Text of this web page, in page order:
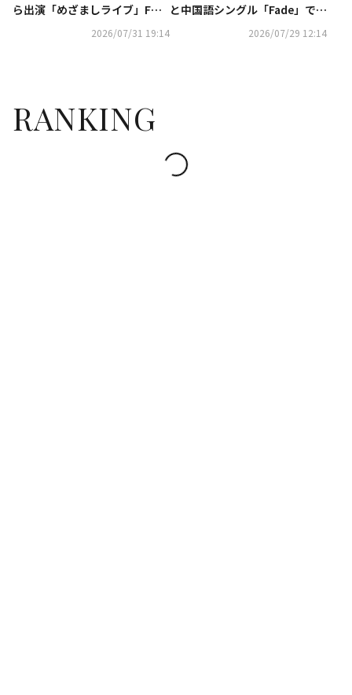
ら出演「めざましライブ」FOD
2026/07/31 19:14
と中国語シングル「Fade」でコ
ラボ…本日リリース2026/07/29 12:14
RANKING